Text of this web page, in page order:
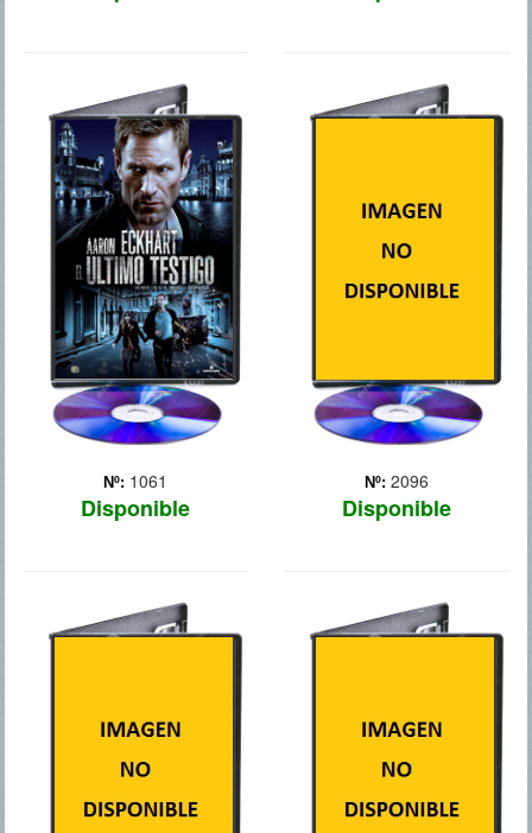
Nº: 1061
Disponible
EL ULTIMO
TESTIGO
Un ex agente de la CIA
espera comenzar una
nueva vida junto a su hija
de 15 años de edad. Él
toma un trabajo en Bélgica
como experto en seguridad
de una empresa
multinacional, pero llega
un ... Más
Nº: 2096
Disponible
Hawke) es un conductor de
coches de carreras que se
riendas de una misión
cuando su esposa es
se une una joven hacker
El director de Ases
Calientes te introduce en el
conductor de limusinas de
Hollywood con un pasado
oscuro. Cuando Stretch
necesita conseguir dinero
Tras varios años de trabajo
de investigación de la CIA,
prisioneros detenidos en
Afganistán, y gracias sobre
todo a la perserverancia y
decisión de la agente